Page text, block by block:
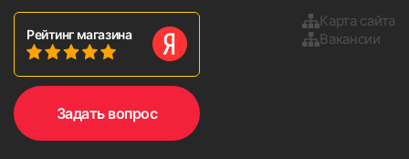
Рейтинг магазина
Карта сайта
Вакансии
Задать вопрос